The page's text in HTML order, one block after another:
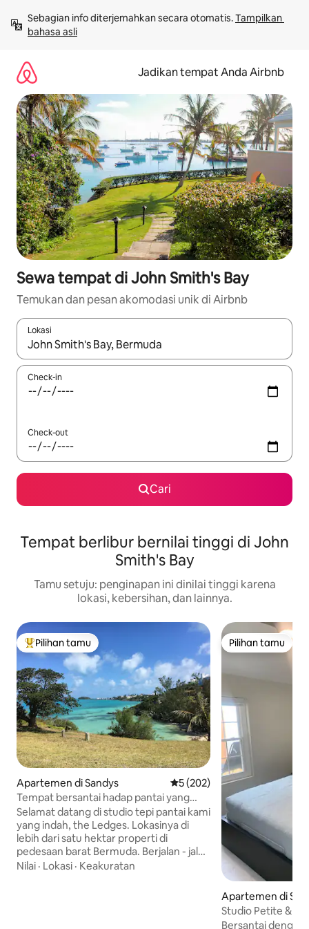
langsung
lihat
Sebagian info diterjemahkan secara otomatis. Tampilkan
bahasa asli
Jadikan tempat Anda Airbnb
Sewa tempat di John Smith's Bay
Temukan dan pesan akomodasi unik di Airbnb
Lokasi
Jika hasil yang dicari tersedia, telusuri dengan tombol panah
Check-in
Check-out
Cari
Tempat berlibur bernilai tinggi di John
Smith's Bay
Tamu setuju: penginapan ini dinilai tinggi karena
lokasi, kebersihan, dan lainnya.
Pilihan tamu terpopuler
Pilihan tamu
Apartemen di Sandys Nilai rata-rata 5 dari 5, 202
5 (202)
Tempat bersantai hadap pantai yang
menawan
Selamat datang di studio tepi pantai kami
yang indah, the Ledges. Lokasinya di
lebih dari satu hektar properti di
pedesaan barat Bermuda. Berjalan - jalan
di jalan pedesaan kami ke peternakan
Nilai · Lokasi · Keakuratan
Pilihan tamu
Pilihan tamu
Apartemen di
Studio Petite &
tepi Pantai
Bersantai dengan